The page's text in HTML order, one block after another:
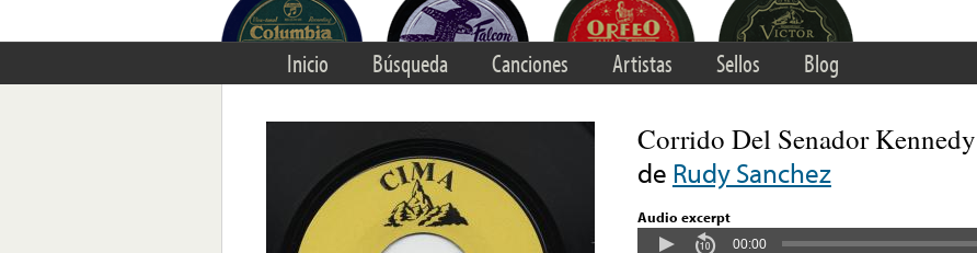
Inicio Búsqueda Canciones Artistas Sellos Blog
Corrido Del Senador Kennedy
de Rudy Sanchez
Audio excerpt
00:00